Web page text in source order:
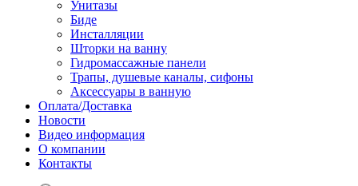
Унитазы
Биде
Инсталляции
Шторки на ванну
Гидромассажные панели
Трапы, душевые каналы, сифоны
Аксессуары в ванную
Оплата/Доставка
Новости
Видео информация
О компании
Контакты